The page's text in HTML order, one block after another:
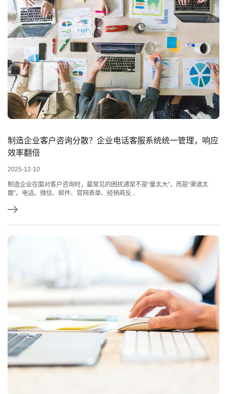
制造企业客户咨询分散？企业电话客服系统统一管理，响应
效率翻倍
2025-12-10
制造企业在面对客户咨询时，最常见的困扰通常不是“量太大”，而是“渠道太
散”。电话、微信、邮件、官网表单、经销商反...